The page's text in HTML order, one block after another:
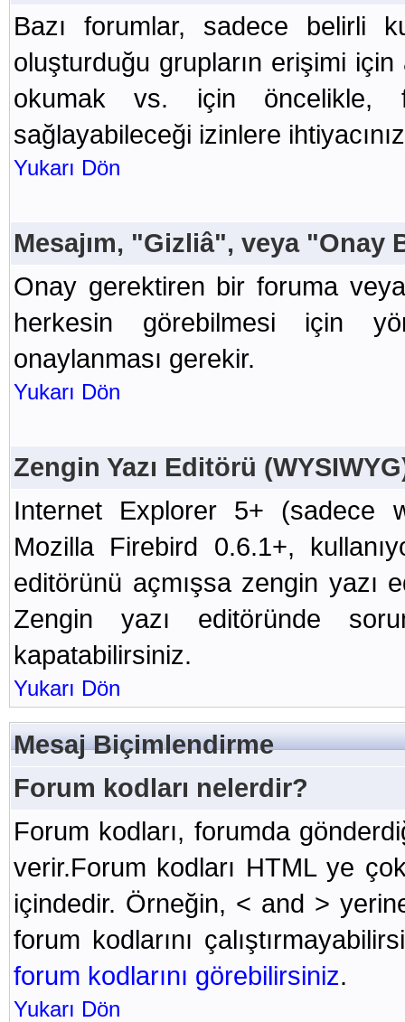
Bazı forumlar, sadece belirli
oluşturduğu grupların erişimi
okumak vs. için öncelikle,
sağlayabileceği izinlere
Yukarı Dön
Mesajım, "Gizliâ", veya
Onay gerektiren bir foruma veya
herkesin görebilmesi için
onaylanması gerekir.
Yukarı Dön
Zengin Yazı Editörü
Internet Explorer 5+ (sadece
Mozilla Firebird 0.6.1+,
editörünü açmışsa zengin yazı
Zengin yazı editöründe
kapatabilirsiniz.
Yukarı Dön
Mesaj Biçimlendirme
Forum kodları nelerdir?
Forum kodları, forumda
verir.Forum kodları HTML ye
içindedir. Örneğin, < and >
forum kodlarını
forum kodlarını görebilirsiniz.
Yukarı Dön